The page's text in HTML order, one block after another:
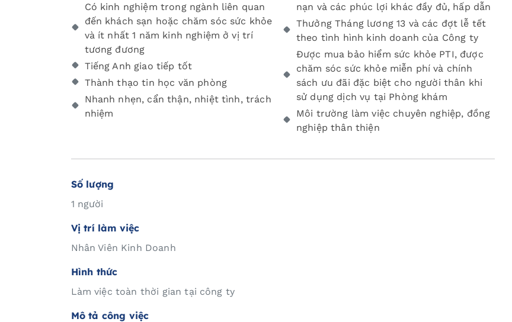
Có kinh nghiệm trong ngành liên quan
đến khách sạn hoặc chăm sóc sức khỏe
và ít nhất 1 năm kinh nghiệm ở vị trí
tương đương
Tiếng Anh giao tiếp tốt
Thành thạo tin học văn phòng
Nhanh nhẹn, cẩn thận, nhiệt tình, trách
nhiệm
nạn và các phúc lợi khác đầy đủ, hấp dẫn
Thưởng Tháng lương 13 và các đợt lễ tết
theo tình hình kinh doanh của Công ty
Được mua bảo hiểm sức khỏe PTI, được
chăm sóc sức khỏe miễn phí và chính
sách ưu đãi đặc biệt cho người thân khi
sử dụng dịch vụ tại Phòng khám
Môi trường làm việc chuyên nghiệp, đồng
nghiệp thân thiện
Số lượng
1 người
Vị trí làm việc
Nhân Viên Kinh Doanh
Hình thức
Làm việc toàn thời gian tại công ty
Mô tả công việc